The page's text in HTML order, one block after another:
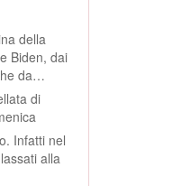
della
Biden, dai
da…
di
Infatti nel
alla